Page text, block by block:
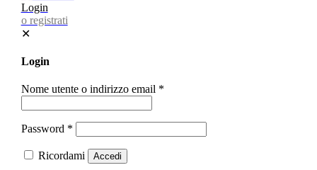
Login
o registrati
✕
Login
Nome utente o indirizzo email *
Password *
Ricordami Accedi